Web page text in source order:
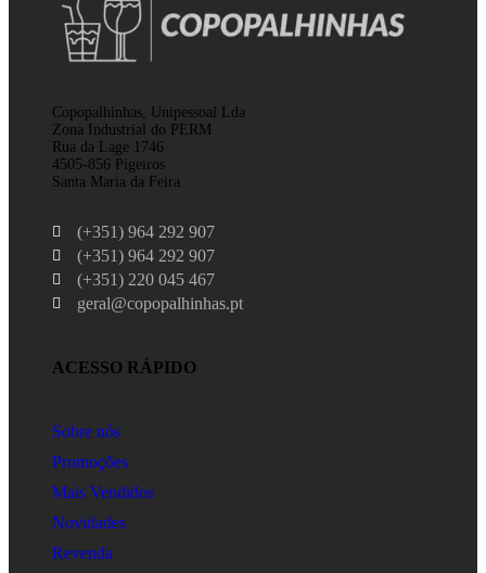
Copopalhinhas, Unipessoal Lda
Zona Industrial do PERM
Rua da Lage 1746
4505-856 Pigeiros
Santa Maria da Feira
(+351) 964 292 907
(+351) 964 292 907
(+351) 220 045 467
geral@copopalhinhas.pt
ACESSO RÁPIDO
Sobre nós
Promoções
Mais Vendidos
Novidades
Revenda